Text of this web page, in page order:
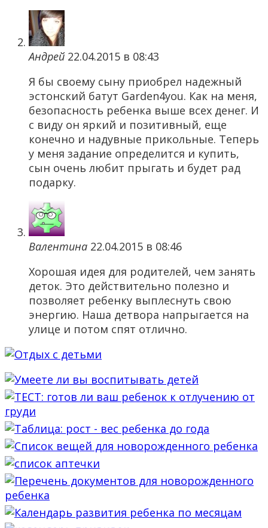
Андрей 22.04.2015 в 08:43
Я бы своему сыну приобрел надежный
эстонский батут Garden4you. Как на меня,
безопасность ребенка выше всех денег. И
с виду он яркий и позитивный, еще
конечно и надувные прикольные. Теперь
у меня задание определится и купить,
сын очень любит прыгать и будет рад
подарку.
Валентина 22.04.2015 в 08:46
Хорошая идея для родителей, чем занять
деток. Это действительно полезно и
позволяет ребенку выплеснуть свою
энергию. Наша детвора напрыгается на
улице и потом спят отлично.